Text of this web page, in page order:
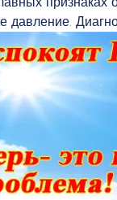
давление.